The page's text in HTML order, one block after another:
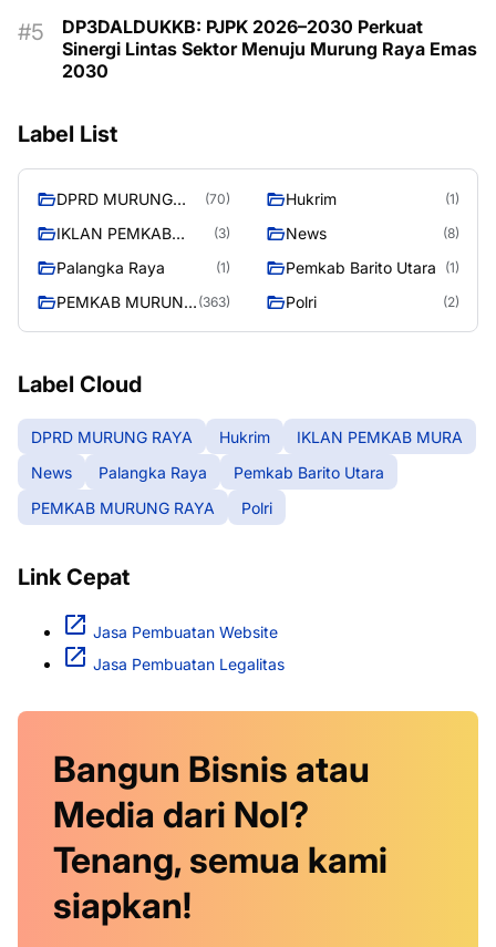
DP3DALDUKKB: PJPK 2026–2030 Perkuat
Sinergi Lintas Sektor Menuju Murung Raya Emas
2030
Label List
DPRD MURUNG
RAYA
(70) Hukrim (1)
IKLAN PEMKAB
MURA
(3) News (8)
Palangka Raya (1) Pemkab Barito Utara (1)
PEMKAB MURUNG (363) Polri (2)
Label Cloud
DPRD MURUNG RAYA Hukrim
IKLAN PEMKAB MURA
News
Palangka Raya
Pemkab Barito Utara
PEMKAB MURUNG RAYA
Polri
Link Cepat
Jasa Pembuatan Website
Jasa Pembuatan Legalitas
Bangun Bisnis atau
Media dari Nol?
Tenang, semua kami
siapkan!